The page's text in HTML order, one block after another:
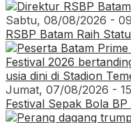
Sabtu, 08/08/2026 -
RSBP Batam Raih
Jumat, 07/08/2026 -
Festival Sepak Bola